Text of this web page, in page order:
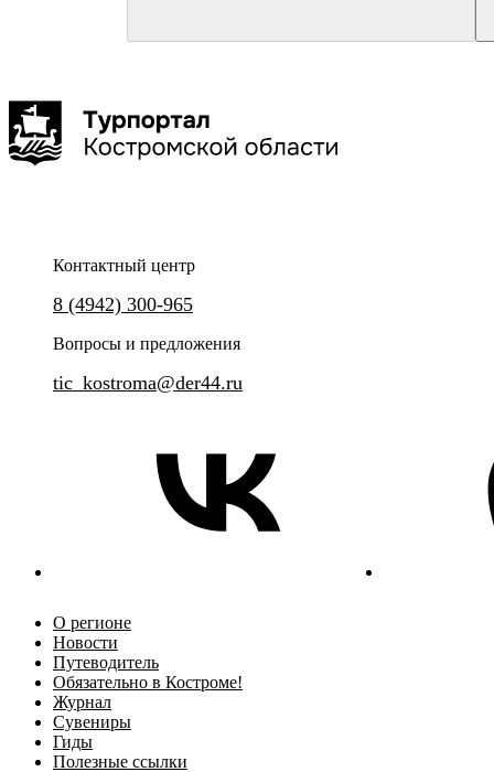
истории"
Увлекательные истории из жизни губернского
города Костромы.
Контактный центр
8 (4942) 300-965
Вопросы и предложения
tic_kostroma@der44.ru
О регионе
Новости
Путеводитель
Обязательно в Костроме!
Журнал
Сувениры
Гиды
Полезные ссылки